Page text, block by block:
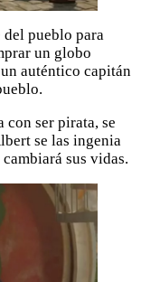
del pueblo para
un globo
auténtico capitán
con ser pirata, se
se las ingenia
sus vidas.